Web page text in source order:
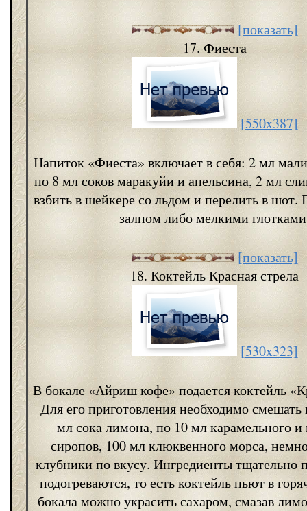
[показать]
17. Фиеста
[550x387]
Напиток «Фиеста» включает в себя: 2 мл
по 8 мл соков маракуйи и апельсина, 2 мл
взбить в шейкере со льдом и перелить в
залпом либо мелкими
[показать]
18. Коктейль Красная стрела
[530x323]
В бокале «Айриш кофе» подается коктейль
Для его приготовления необходимо смешать
мл сока лимона, по 10 мл карамельного и
сиропов, 100 мл клюквенного морса,
клубники по вкусу. Ингредиенты тщательно
подогреваются, то есть коктейль пьют в
бокала можно украсить сахаром, смазав